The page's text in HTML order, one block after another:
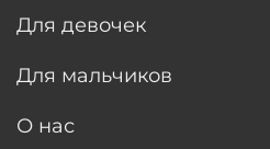
Для девочек
Для мальчиков
О нас